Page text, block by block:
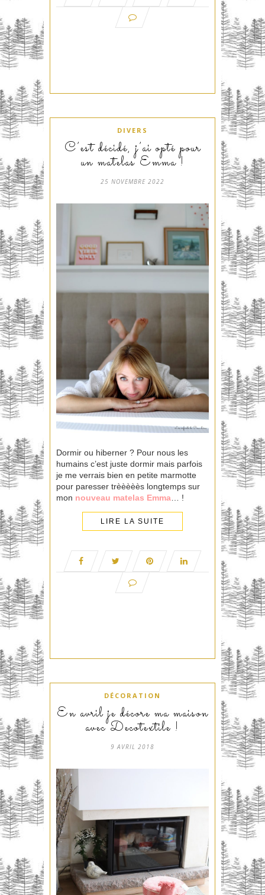
DIVERS
C’est décidé, j’ai opté pour
un matelas Emma !
25 NOVEMBRE 2022
Dormir ou hiberner ? Pour nous les
humains c’est juste dormir mais parfois
je me verrais bien en petite marmotte
pour paresser trèèèèès longtemps sur
mon nouveau matelas Emma … !
LIRE LA SUITE
DÉCORATION
En avril je décore ma maison
avec Decotextile !
9 AVRIL 2018